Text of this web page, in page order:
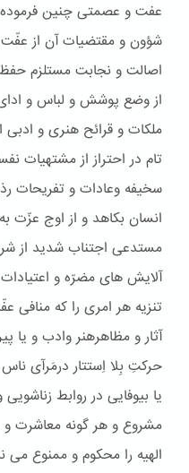
عفت و عصمتی چنین فرموده
شؤون و مقتضیات آن از
اصالت و نجابت مستلزم
از وضع پوشش و لباس و ادای
ملکات و قرائح هنری و
تام در احتراز از مشتهیات
سخیفه وعادات و تفریحات
انسان بکاهد و از اوج عزّت
مستدعی اجتناب شدید از
آلایش های مضرّه و
تنزیه هر امری را که
آثار و مظاهرهنر وادب و یا
حرکتِ بِلا اِستتار درمَرآی
یا بیوفایی در روابط
مشروع و هر گونه معاشرت
الهیه را محکوم و ممنوع